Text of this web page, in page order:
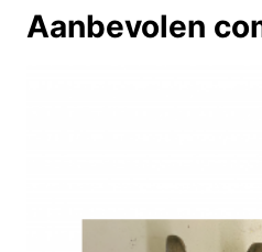
Aanbevolen